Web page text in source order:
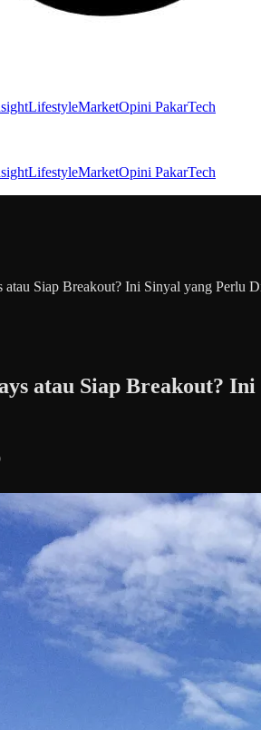
LifestyleMarketOpini PakarTech
LifestyleMarketOpini PakarTech
atau Siap Breakout? Ini Sinyal yang Perlu
atau Siap Breakout?